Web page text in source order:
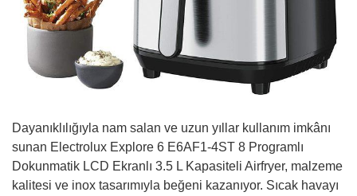
Dayanıklılığıyla nam salan ve uzun yıllar kullanım imkânı
sunan Electrolux Explore 6 E6AF1-4ST 8 Programlı
Dokunmatik LCD Ekranlı 3.5 L Kapasiteli Airfryer, malzeme
kalitesi ve inox tasarımıyla beğeni kazanıyor. Sıcak havayı